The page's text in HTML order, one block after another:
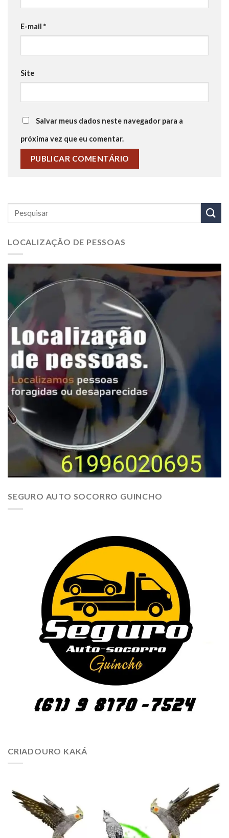
E-mail *
Site
Salvar meus dados neste navegador para a
próxima vez que eu comentar.
LOCALIZAÇÃO DE PESSOAS
SEGURO AUTO SOCORRO GUINCHO
CRIADOURO KAKÁ